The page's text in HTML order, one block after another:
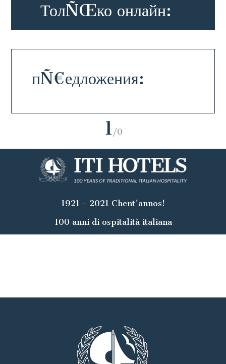
пÑ€едложения:
ТолÑŒко онлайн:
1 /0
1921 - 2021 Chent'annos!
100 anni di ospitalità italiana